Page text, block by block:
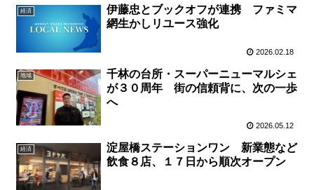
経済
伊藤忠とブックオフが連携 ファミマ
網生かしリユース強化
2026.02.18
地域
千林の台所・スーパーニューマルシェ
が３０周年 街の信頼背に、次の一歩
へ
2026.05.12
経済
淀屋橋ステーションワン 新業態など
飲食８店、１７日から順次オープン